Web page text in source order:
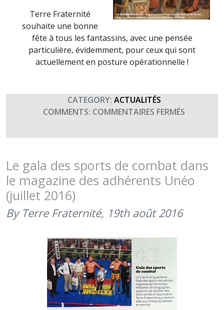
Terre Fraternité
souhaite une bonne
fête à tous les fantassins, avec une pensée
particulière, évidemment, pour ceux qui sont
actuellement en posture opérationnelle !
CATEGORY: ACTUALITÉS
COMMENTS: COMMENTAIRES FERMÉS
MAURICE,
DE
(22
Le gala des sports de combat dans
le magazine des adhérents Unéo
(juillet 2016)
By Terre Fraternité, 19th août 2016